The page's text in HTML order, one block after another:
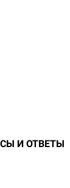
И ОТВЕТЫ